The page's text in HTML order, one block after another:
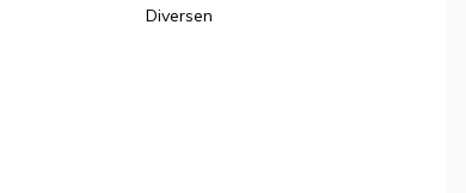
Diversen